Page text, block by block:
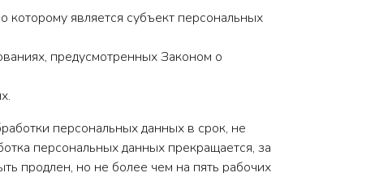
которому является субъект персональных
предусмотренных Законом о
персональных данных в срок, не
персональных данных прекращается, за
продлен, но не более чем на пять рабочих